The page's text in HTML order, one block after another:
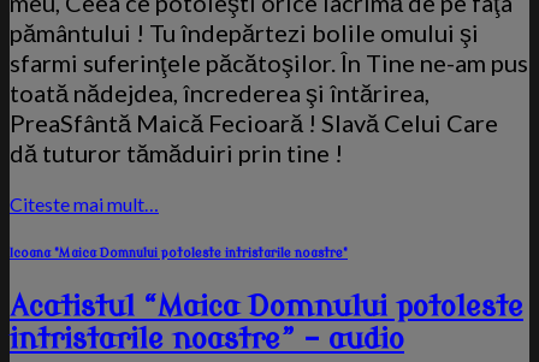
pământului ! Tu îndepărtezi bolile omului şi
sfarmi suferinţele păcătoşilor. În Tine ne-am pus
toată nădejdea, încrederea şi întărirea,
PreaSfântă Maică Fecioară ! Slavă Celui Care
dă tuturor tămăduiri prin tine !
Citeste mai mult…
Icoana "Maica Domnului potoleste intristarile noastre"
Acatistul “Maica Domnului potoleste
intristarile noastre” – audio